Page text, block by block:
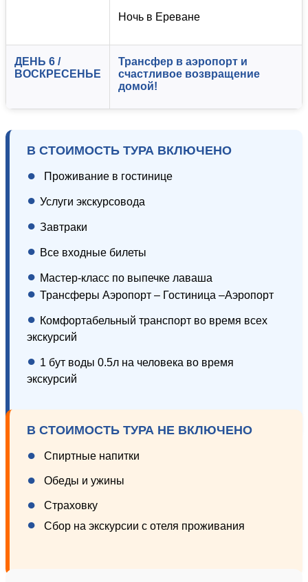
Ночь в Ереване
ДЕНЬ 6 /
ВОСКРЕСЕНЬЕ
Трансфер в аэропорт и
счастливое возвращение
домой!
В СТОИМОСТЬ ТУРА ВКЛЮЧЕНО
● Проживание в гостинице
● Услуги экскурсовода
● Завтраки
● Все входные билеты
● Мастер-класс по выпечке лаваша
● Трансферы Аэропорт – Гостиница –Аэропорт
● Комфортабельный транспорт во время всех
экскурсий
● 1 бут воды 0.5л на человека во время
экскурсий
В СТОИМОСТЬ ТУРА НЕ ВКЛЮЧЕНО
● Спиртные напитки
● Обеды и ужины
● Страховку
● Сбор на экскурсии с отеля проживания